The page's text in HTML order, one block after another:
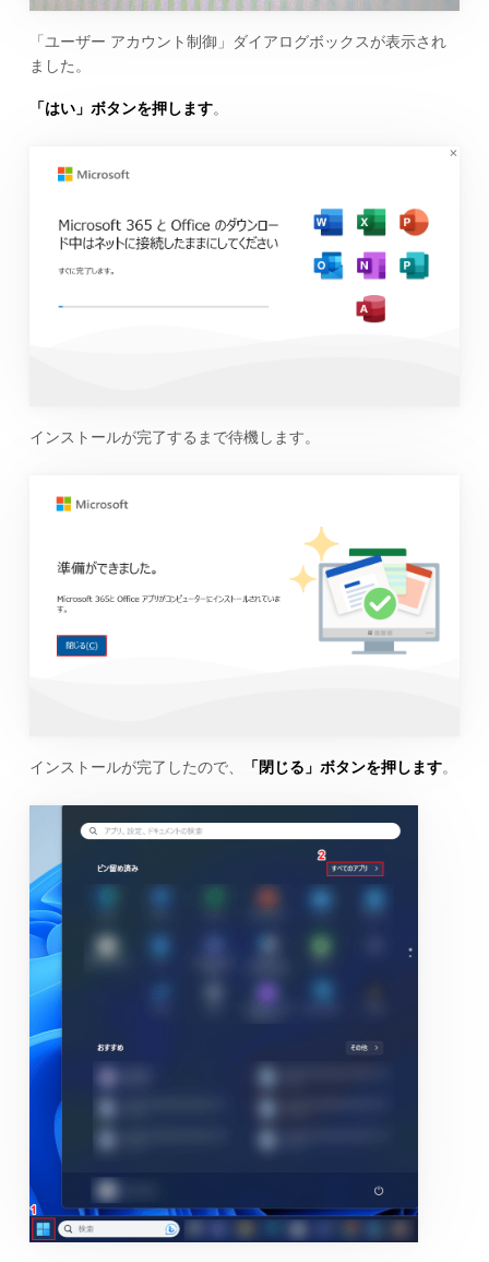
「ユーザー アカウント制御」ダイアログボックスが表示され
ました。
「はい」ボタンを押します。
インストールが完了するまで待機します。
インストールが完了したので、 「閉じる」ボタンを押します。